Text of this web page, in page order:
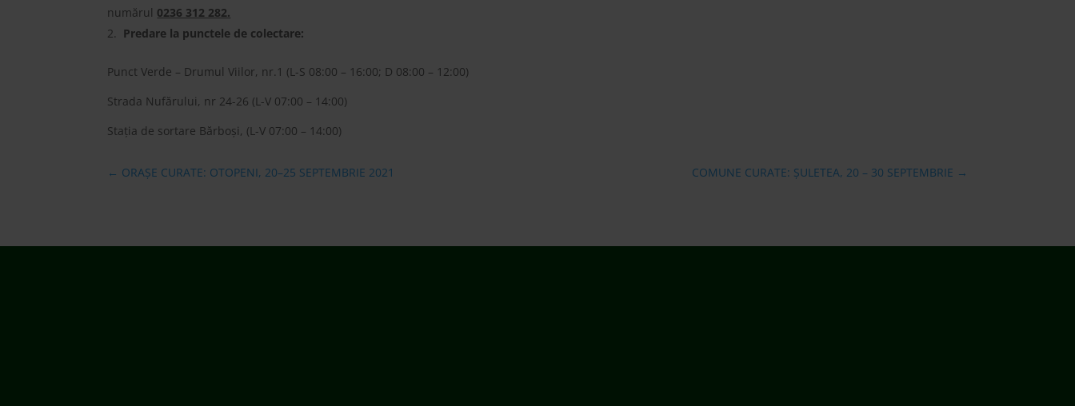
numărul 0236 312 282.
Predare la punctele de colectare:
Punct Verde – Drumul Viilor, nr.1 (L-S 08:00 – 16:00; D 08:00 – 12:00)
Strada Nufărului, nr 24-26 (L-V 07:00 – 14:00)
Stația de sortare Bărboși, (L-V 07:00 – 14:00)
← ORAȘE CURATE: OTOPENI, 20–25 SEPTEMBRIE 2021 COMUNE CURATE: ȘULETEA, 20 – 30 SEPTEMBRIE →